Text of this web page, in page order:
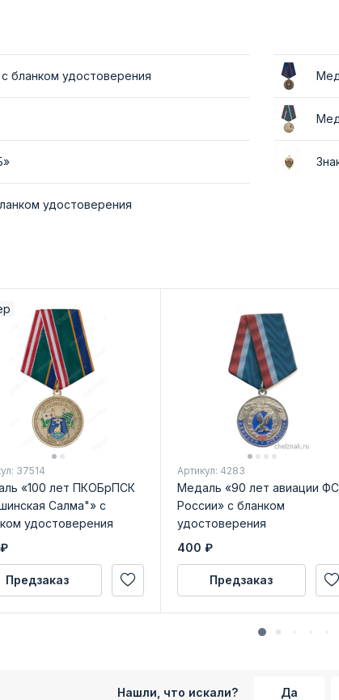
бланком удостоверения
удостоверения
37514
«100 лет ПКОБрПСК
Салма"» с
удостоверения
₽
Предзаказ
Артикул: 4283
Медаль «90 лет авиации
России» с бланком
удостоверения
400 ₽
Предзаказ
Нашли, что искали? Да